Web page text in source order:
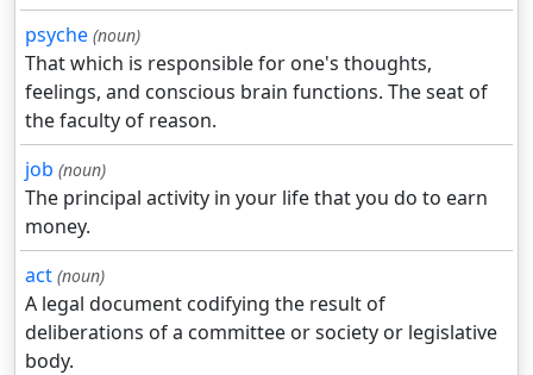
psyche (noun)
That which is responsible for one's thoughts,
feelings, and conscious brain functions. The seat of
the faculty of reason.
job (noun)
The principal activity in your life that you do to earn
money.
act (noun)
A legal document codifying the result of
deliberations of a committee or society or legislative
body.